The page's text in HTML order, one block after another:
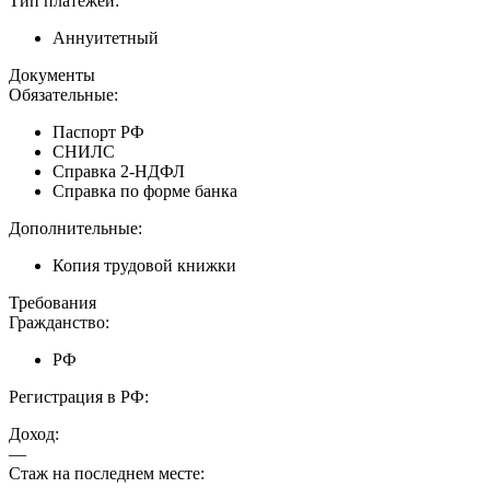
Аннуитетный
Документы
Обязательные:
Паспорт РФ
СНИЛС
Справка 2-НДФЛ
Справка по форме банка
Дополнительные:
Копия трудовой книжки
Требования
Гражданство:
РФ
Регистрация в РФ:
Доход:
—
Стаж на последнем месте: